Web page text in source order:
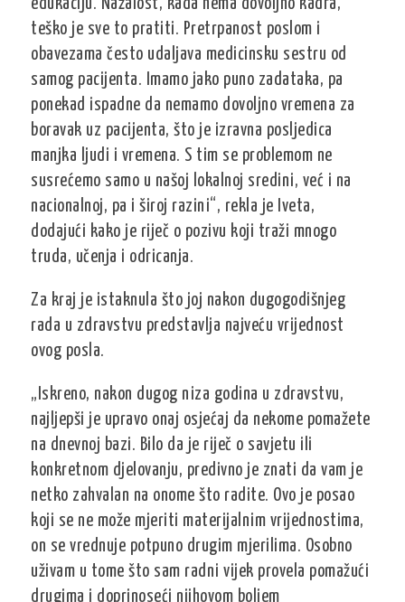
edukaciju. Nažalost, kada nema dovoljno kadra,
teško je sve to pratiti. Pretrpanost poslom i
obavezama često udaljava medicinsku sestru od
samog pacijenta. Imamo jako puno zadataka, pa
ponekad ispadne da nemamo dovoljno vremena za
boravak uz pacijenta, što je izravna posljedica
manjka ljudi i vremena. S tim se problemom ne
susrećemo samo u našoj lokalnoj sredini, već i na
nacionalnoj, pa i široj razini“, rekla je Iveta,
dodajući kako je riječ o pozivu koji traži mnogo
truda, učenja i odricanja.
Za kraj je istaknula što joj nakon dugogodišnjeg
rada u zdravstvu predstavlja najveću vrijednost
ovog posla.
„Iskreno, nakon dugog niza godina u zdravstvu,
najljepši je upravo onaj osjećaj da nekome pomažete
na dnevnoj bazi. Bilo da je riječ o savjetu ili
konkretnom djelovanju, predivno je znati da vam je
netko zahvalan na onome što radite. Ovo je posao
koji se ne može mjeriti materijalnim vrijednostima,
on se vrednuje potpuno drugim mjerilima. Osobno
uživam u tome što sam radni vijek provela pomažući
drugima i doprinoseći njihovom boljem